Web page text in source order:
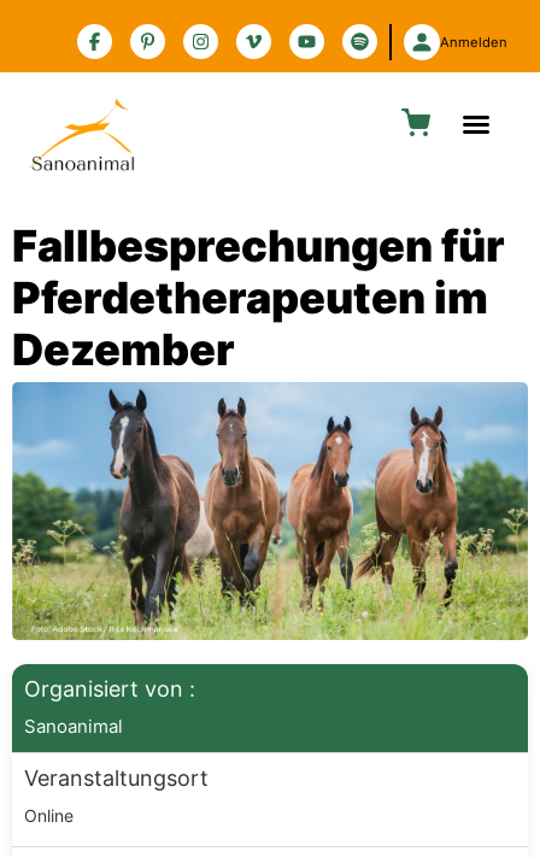
Zur Barrierefreiheitserklärung
Anmelden
Fallbesprechungen für
Pferdetherapeuten im
Dezember
Organisiert von :
Sanoanimal
Veranstaltungsort
Online